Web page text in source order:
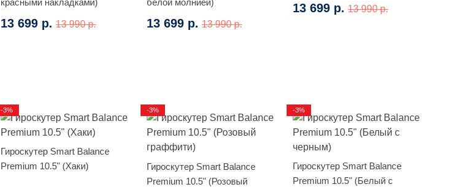
красными накладками)
13 699 р. 13 990 р.
белой молнией)
13 699 р. 13 990 р.
13 699 р. 13 990 р.
Гироскутер Smart Balance
Premium 10.5" (Хаки)
-3%
Гироскутер Smart Balance
Premium 10.5" (Розовый
-3%
Гироскутер Smart Balance
Premium 10.5" (Белый с
-3%